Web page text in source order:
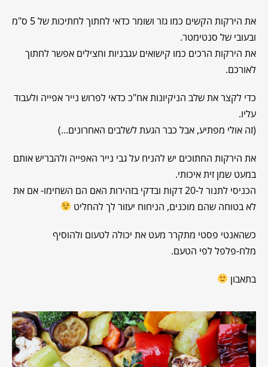
את הירקות הקשים כמו גזר ושומר כדאי לחתוך לחתיכות של 5 ס"מ
ובעובי של סנטימטר.
את הירקות הרכים כמו קישואים עגבניות וחצילים אפשר לחתוך
לאורכם.
כדי לקצר את שלב הניקיונות אח"כ כדאי לפרוש נייר אפייה ולעבוד
עליו.
(זה אולי מפתיע, אבל כבר הגעת לשלבים האחרונים…)
את הירקות החתוכים יש להניח על גבי נייר האפייה ולהבריש אותם
במעט שמן זית איכותי.
הכניסי לתנור ל-20 דקות ובדקי בזהירות האם הם השחימו- אם את
לא בטוחה שהם מוכנים, הניחוח יעזור לך להחליט
כשהאנטי פסטי מתקרר מעט את יכולה לטעום ולהוסיף
מלח-פלפל לפי הטעם.
בתאבון